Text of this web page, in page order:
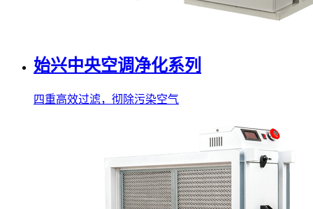
始兴中央空调净化系列
四重高效过滤，彻除污染空气